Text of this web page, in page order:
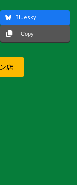
Bluesky
Copy
店